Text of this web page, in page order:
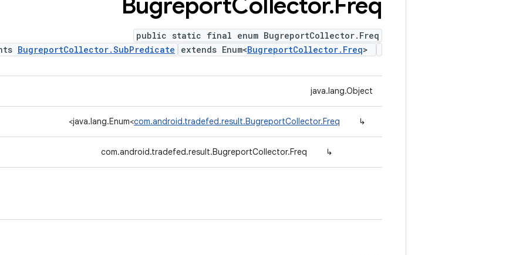
public static final enum BugreportCollector.Freq
extends Enum<BugreportCollector.Freq>
BugreportCollector.SubPredicate
java.lang.Object
↳
java.lang.Enum<com.android.tradefed.result.BugreportCollector.Freq
>
↳
com.android.tradefed.result.BugreportCollector.Freq